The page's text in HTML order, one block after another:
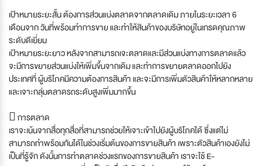
เป้าหมายระยะสั้น ต้องการส่วนแบ่งตลาดจากตลาดเดิม ภายในระยะเวลา 6
เดือนจาก วันที่พร้อมทำการขาย และทำให้สินค้าของบริษัทอยู่ในเกรดคุณภาพ
ระดับดีเยี่ยม
เป้าหมายระยะยาว หลังจากสามารถเจะตลาดและมีส่วนแบ่งทางการตลาดแล้ว
จะมีการขยายส่วนแบ่งให้เพิ่มขึ้นจากเดิม และทำการขยายตลาดออกไปยัง
ประเทศที่ ผู้บริโภคมีความต้องการสินค้า และจะมีการเพิ่มตัวสินค้าให้หลากหลาย
และเจาะกลุ่มตลาดรถระดับสูงเพิ่มมากขึ้น
 การตลาด
เราจะเน้นจากสื่อทุกสื่อที่สามารถช่วยให้เจาะเข้าไปยังผู้บริโภคได้ ซึ่งแต่ไม่
สามารถทำพร้อมกันได้ในช่วงเริ่มต้นของการขายสินค้า เพราะตัวสินค้าเองยังไม่
เป็นที่รู้จัก ดังนั้นการทำตลาดช่วงแรกของการขายสินค้า เราจะใช้ E-